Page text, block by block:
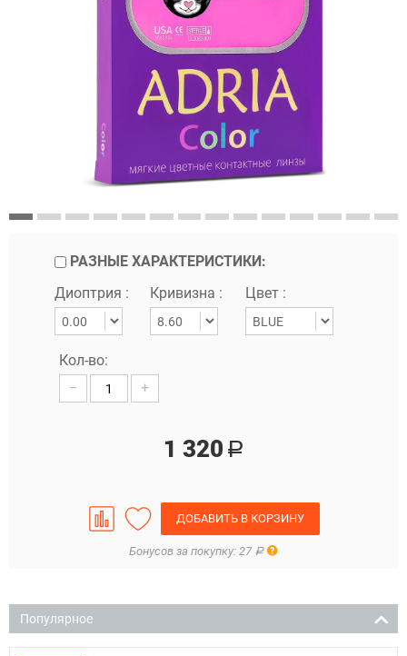
РАЗНЫЕ ХАРАКТЕРИСТИКИ:
Диоптрия :
Кривизна : Цвет :
Кол-во:
−
+
1 320 Р
ДОБАВИТЬ В КОРЗИНУ
Бонусов за покупку: 27 Р Правила
Популярное